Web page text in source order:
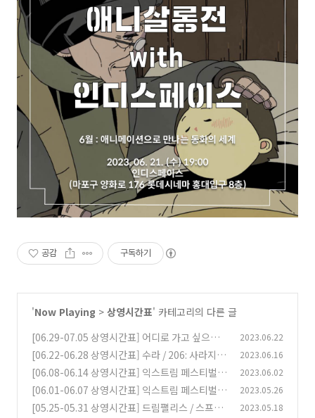
공감 구독하기
'Now Playing > 상영시간표' 카테고리의 다른 글
[06.29-07.05 상영시간표] 어디로 가고 싶으신
가요 / 수라 / 206: 사라지지 않는 / 익스트림 페스
티벌 / 드림팰리스 / 스프린터 / 말이야 바른 말이
지 / 다음 소희
2023.06.22
[06.22-06.28 상영시간표] 수라 / 206: 사라지지
않는 / 익스트림 페스티벌 / 드림팰리스 / 스프린
터 / 말이야 바른 말이지 / 다음 소희 (0)
2023.06.16
[06.08-06.14 상영시간표] 익스트림 페스티벌 /
드림팰리스 / 스프린터 / 말이야 바른 말이지 / 리
턴 투 서울 / 라이스보이 슬립스 / 사랑의 고고학 /
2023.06.02
[06.01-06.07 상영시간표] 익스트림 페스티벌 /
드림팰리스 / 스프린터 / 말이야 바른 말이지 / 리
2023.05.26
[05.25-05.31 상영시간표] 드림팰리스 / 스프린
2023.05.18